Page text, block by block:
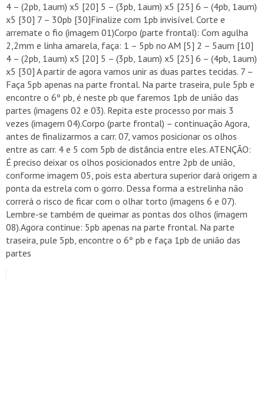
4 – (2pb, 1aum) x5 [20] 5 – (3pb, 1aum) x5 [25] 6 – (4pb, 1aum)
x5 [30] 7 – 30pb [30]Finalize com 1pb invisível. Corte e
arremate o fio (imagem 01)Corpo (parte frontal): Com agulha
2,2mm e linha amarela, faça: 1 – 5pb no AM [5] 2 – 5aum [10]
4 – (2pb, 1aum) x5 [20] 5 – (3pb, 1aum) x5 [25] 6 – (4pb, 1aum)
x5 [30] A partir de agora vamos unir as duas partes tecidas. 7 –
Faça 5pb apenas na parte frontal. Na parte traseira, pule 5pb e
encontre o 6º pb, é neste pb que faremos 1pb de união das
partes (imagens 02 e 03). Repita este processo por mais 3
vezes (imagem 04).Corpo (parte frontal) – continuação Agora,
antes de finalizarmos a carr. 07, vamos posicionar os olhos
entre as carr. 4 e 5 com 5pb de distância entre eles. ATENÇÃO:
É preciso deixar os olhos posicionados entre 2pb de união,
conforme imagem 05, pois esta abertura superior dará origem a
ponta da estrela com o gorro. Dessa forma a estrelinha não
correrá o risco de ficar com o olhar torto (imagens 6 e 07).
Lembre-se também de queimar as pontas dos olhos (imagem
08).Agora continue: 5pb apenas na parte frontal. Na parte
traseira, pule 5pb, encontre o 6º pb e faça 1pb de união das
partes